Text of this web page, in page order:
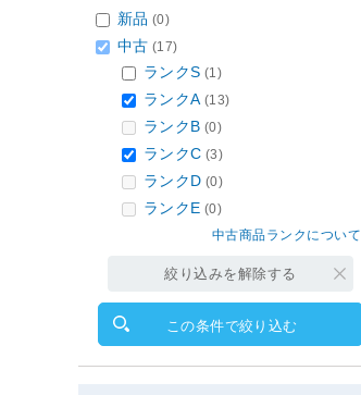
新品 (0)
中古 (17)
ランクS (1)
ランクA (13)
ランクB (0)
ランクC (3)
ランクD (0)
ランクE (0)
中古商品ランクについて
絞り込みを解除する
この条件で絞り込む